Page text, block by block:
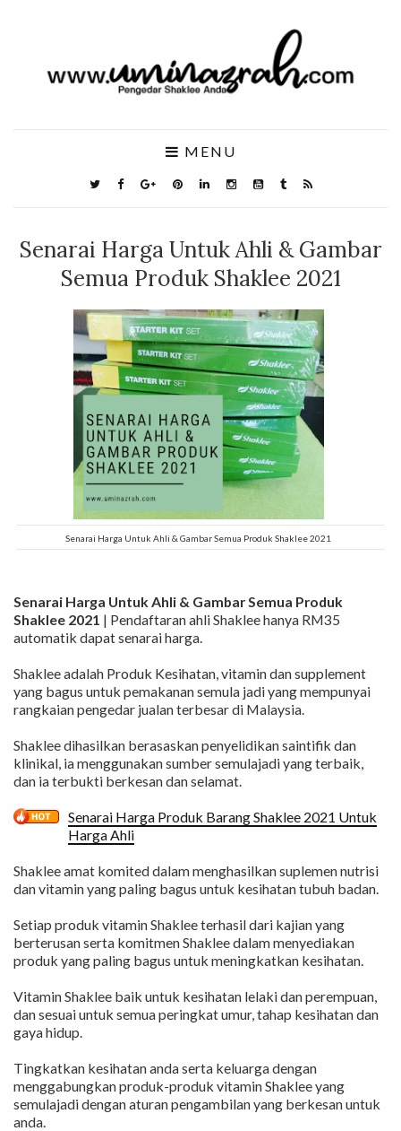
MENU
Senarai Harga Untuk Ahli & Gambar
Semua Produk Shaklee 2021
Senarai Harga Untuk Ahli & Gambar Semua Produk Shaklee 2021
Senarai Harga Untuk Ahli & Gambar Semua Produk
Shaklee 2021 | Pendaftaran ahli Shaklee hanya RM35
automatik dapat senarai harga.
Shaklee adalah Produk Kesihatan, vitamin dan supplement
yang bagus untuk pemakanan semula jadi yang mempunyai
rangkaian pengedar jualan terbesar di Malaysia.
Shaklee dihasilkan berasaskan penyelidikan saintifik dan
klinikal, ia menggunakan sumber semulajadi yang terbaik,
dan ia terbukti berkesan dan selamat.
Senarai Harga Produk Barang Shaklee 2021 Untuk
Harga Ahli
Shaklee amat komited dalam menghasilkan suplemen nutrisi
dan vitamin yang paling bagus untuk kesihatan tubuh badan.
Setiap produk vitamin Shaklee terhasil dari kajian yang
berterusan serta komitmen Shaklee dalam menyediakan
produk yang paling bagus untuk meningkatkan kesihatan.
Vitamin Shaklee baik untuk kesihatan lelaki dan perempuan,
dan sesuai untuk semua peringkat umur, tahap kesihatan dan
gaya hidup.
Tingkatkan kesihatan anda serta keluarga dengan
menggabungkan produk-produk vitamin Shaklee yang
semulajadi dengan aturan pengambilan yang berkesan untuk
anda.